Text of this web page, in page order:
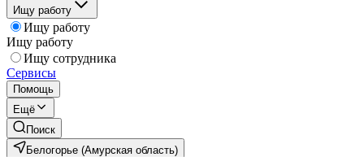
Ищу работу
Ищу работу
Ищу работу
Ищу сотрудника
Сервисы
Помощь
Ещё
Поиск
Белогорье (Амурская область)